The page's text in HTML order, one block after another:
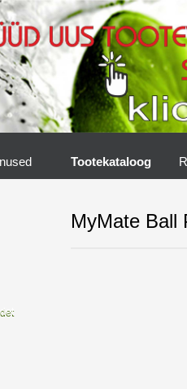
Tootekataloog
MyMate Ball